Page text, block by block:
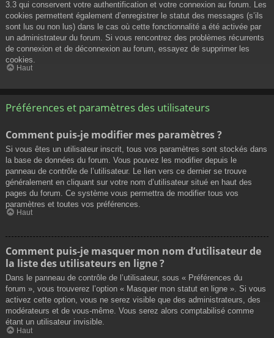
3.3 qui conservent votre authentification et votre connexion au forum. Les
cookies permettent également d’enregistrer le statut des messages (s’ils
sont lus ou non lus) dans le cas où cette fonctionnalité a été activée par
un administrateur du forum. Si vous rencontrez des problèmes récurrents
de connexion et de déconnexion au forum, essayez de supprimer les
cookies.
Haut
Préférences et paramètres des utilisateurs
Comment puis-je modifier mes paramètres ?
Si vous êtes un utilisateur inscrit, tous vos paramètres sont stockés dans
la base de données du forum. Vous pouvez les modifier depuis le
panneau de contrôle de l’utilisateur. Le lien vers ce dernier se trouve
généralement en cliquant sur votre nom d’utilisateur situé en haut des
pages du forum. Ce système vous permettra de modifier tous vos
paramètres et toutes vos préférences.
Haut
Comment puis-je masquer mon nom d’utilisateur de
la liste des utilisateurs en ligne ?
Dans le panneau de contrôle de l’utilisateur, sous « Préférences du
forum », vous trouverez l’option « Masquer mon statut en ligne ». Si vous
activez cette option, vous ne serez visible que des administrateurs, des
modérateurs et de vous-même. Vous serez alors comptabilisé comme
étant un utilisateur invisible.
Haut